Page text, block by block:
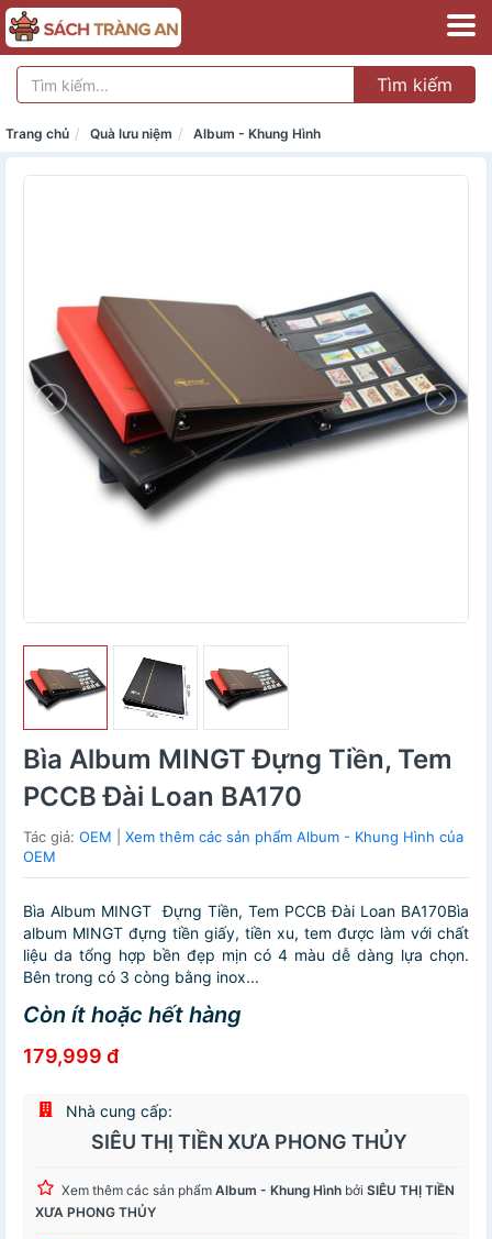
Tìm kiếm
Trang chủ Quà lưu niệm Album - Khung Hình
Bìa Album MINGT Đựng Tiền, Tem
PCCB Đài Loan BA170
Tác giả: OEM
Xem thêm các sản phẩm Album - Khung Hình của
OEM
Bìa Album MINGT Đựng Tiền, Tem PCCB Đài Loan BA170Bìa
album MINGT đựng tiền giấy, tiền xu, tem được làm với chất
liệu da tổng hợp bền đẹp mịn có 4 màu dễ dàng lựa chọn.
Bên trong có 3 còng bằng inox...
Còn ít hoặc hết hàng
179,999 đ
Nhà cung cấp:
SIÊU THỊ TIỀN XƯA PHONG THỦY
Xem thêm các sản phẩm Album - Khung Hình bởi SIÊU THỊ TIỀN
XƯA PHONG THỦY